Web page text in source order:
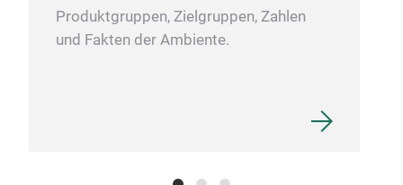
Produktgruppen, Zielgruppen, Zahlen
und Fakten der Ambiente.